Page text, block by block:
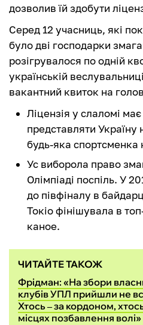
дозволив їй здобути
Серед 12 учасниць, які
було дві господарки
розігрувалося по одній
українській
вакантний квиток на
Ліцензія у слаломі
представляти Україну
будь-яка спортсменка
Ус виборола право
Олімпіаді поспіль. У
до півфіналу в
Токіо фінішувала в
каное.
ЧИТАЙТЕ ТАКОЖ
Фрідман: «На збори
клубів УПЛ прийшли не
Хтось ‒ за кордоном,
місцях позбавлення волі»